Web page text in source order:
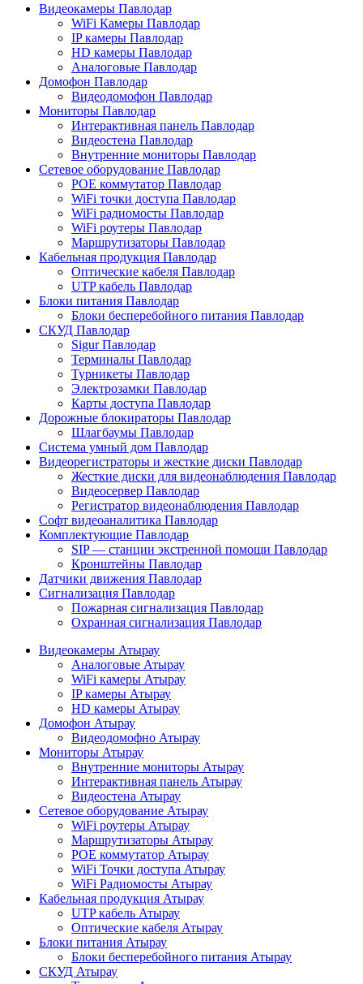
Видеокамеры Павлодар
WiFi Камеры Павлодар
IP камеры Павлодар
HD камеры Павлодар
Аналоговые Павлодар
Домофон Павлодар
Видеодомофон Павлодар
Мониторы Павлодар
Интерактивная панель Павлодар
Видеостена Павлодар
Внутренние мониторы Павлодар
Сетевое оборудование Павлодар
POE коммутатор Павлодар
WiFi точки доступа Павлодар
WiFi радиомосты Павлодар
WiFi роутеры Павлодар
Маршрутизаторы Павлодар
Кабельная продукция Павлодар
Оптические кабеля Павлодар
UTP кабель Павлодар
Блоки питания Павлодар
Блоки бесперебойного питания Павлодар
СКУД Павлодар
Sigur Павлодар
Терминалы Павлодар
Турникеты Павлодар
Электрозамки Павлодар
Карты доступа Павлодар
Дорожные блокираторы Павлодар
Шлагбаумы Павлодар
Система умный дом Павлодар
Видеорегистраторы и жесткие диски Павлодар
Жесткие диски для видеонаблюдения Павлодар
Видеосервер Павлодар
Регистратор видеонаблюдения Павлодар
Софт видеоаналитика Павлодар
Комплектующие Павлодар
SIP — станции экстренной помощи Павлодар
Кронштейны Павлодар
Датчики движения Павлодар
Сигнализация Павлодар
Пожарная сигнализация Павлодар
Охранная сигнализация Павлодар
Видеокамеры Атырау
Аналоговые Атырау
WiFi камеры Атырау
IP камеры Атырау
HD камеры Атырау
Домофон Атырау
Видеодомофно Атырау
Мониторы Атырау
Внутренние мониторы Атырау
Интерактивная панель Атырау
Видеостена Атырау
Сетевое оборудование Атырау
WiFi роутеры Атырау
Маршрутизаторы Атырау
POE коммутатор Атырау
WiFi Точки доступа Атырау
WiFi Радиомосты Атырау
Кабельная продукция Атырау
UTP кабель Атырау
Оптические кабеля Атырау
Блоки питания Атырау
Блоки бесперебойного питания Атырау
СКУД Атырау